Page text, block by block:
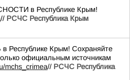
в Республике Крым!
// РСЧС Республика Крым
Крым! Сохраняйте
официальным источникам
mchs_crimea// РСЧС Республика